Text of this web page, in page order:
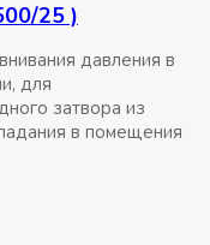
25 )
давления в
для
затвора из
в помещения